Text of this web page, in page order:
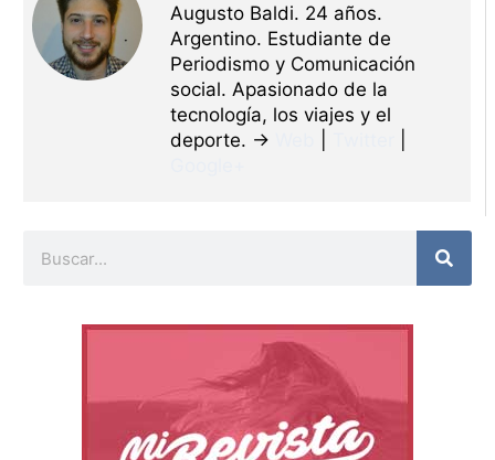
Augusto Baldi. 24 años.
Argentino. Estudiante de
Periodismo y Comunicación
social. Apasionado de la
tecnología, los viajes y el
deporte. →